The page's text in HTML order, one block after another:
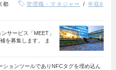
都 管理職・マネジャー
年収6
サービス「MEET」
を募集します。 ま
ションツールでありNFCタグを埋め込ん